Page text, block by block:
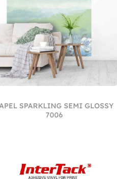
SPARKLING SEMI GLOSSY
7006